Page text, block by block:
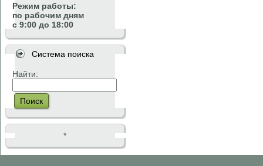
Режим работы:
по рабочим дням
с 9:00 до 18:00
Система поиска
Найти:
Поиск
*